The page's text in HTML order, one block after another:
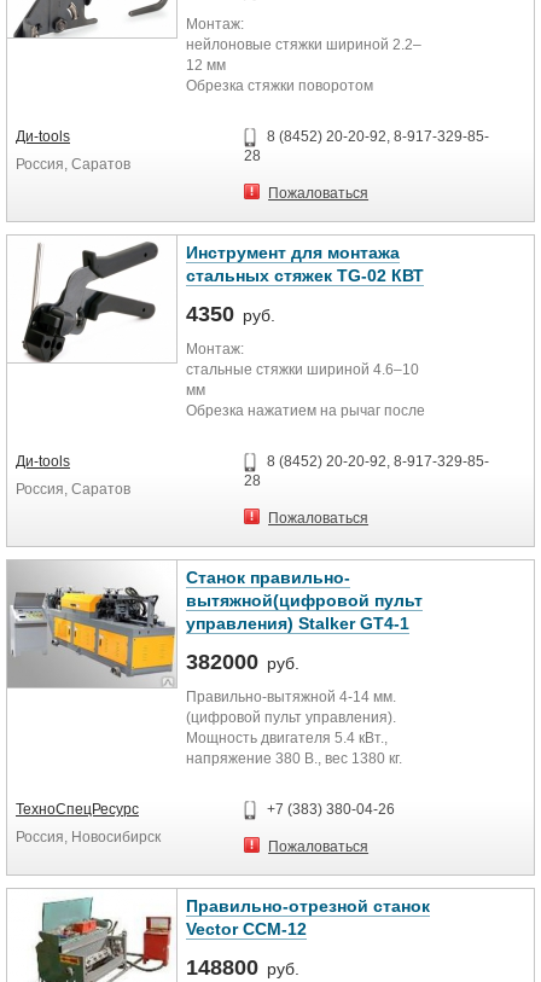
Монтаж:
нейлоновые стяжки шириной 2.2–
12 мм
Обрезка стяжки поворотом
Корпус из 3-миллиметровой стали
Уникальный дизайн
обеспечивает профессиональное
Вес: 250 г
Длина: 180 мм
Ди-tools
Россия, Саратов
8 (8452) 20-20-92, 8-917-329-85-
28
Пожаловаться
Инструмент для монтажа
стальных стяжек TG-02 КВТ
4350 руб.
Монтаж:
стальные стяжки шириной 4.6–10
мм
Обрезка нажатием на рычаг после
Надежная механика
Сокращает время, необходимое
профессиональное качество работ
Ди-tools
Россия, Саратов
8 (8452) 20-20-92, 8-917-329-85-
28
Пожаловаться
Станок правильно-
вытяжной(цифровой пульт
управления) Stalker GT4-1
382000 руб.
Правильно-вытяжной 4-14 мм.
(цифровой пульт управления).
Мощность двигателя 5.4 кВт.,
напряжение 380 В., вес 1380 кг.
Технические характеристики
Двигатель
Резки 4kw-4p,
Вытягивания 7,5 kw-4p,
ТехноСпецРесурс
Россия, Новосибирск
+7 (383) 380-04-26
Пожаловаться
Правильно-отрезной станок
Vector ССМ-12
148800 руб.